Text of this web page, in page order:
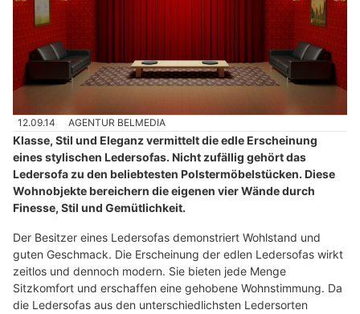
12.09.14 AGENTUR BELMEDIA
Klasse, Stil und Eleganz vermittelt die edle Erscheinung
eines stylischen Ledersofas. Nicht zufällig gehört das
Ledersofa zu den beliebtesten Polstermöbelstücken. Diese
Wohnobjekte bereichern die eigenen vier Wände durch
Finesse, Stil und Gemütlichkeit.
Der Besitzer eines Ledersofas demonstriert Wohlstand und
guten Geschmack. Die Erscheinung der edlen Ledersofas wirkt
zeitlos und dennoch modern. Sie bieten jede Menge
Sitzkomfort und erschaffen eine gehobene Wohnstimmung. Da
die Ledersofas aus den unterschiedlichsten Ledersorten